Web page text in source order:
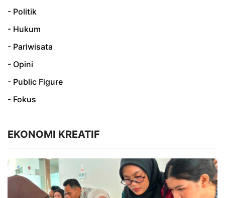
- Politik
- Hukum
- Pariwisata
- Opini
- Public Figure
- Fokus
EKONOMI KREATIF